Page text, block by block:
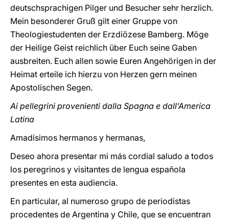
deutschsprachigen Pilger und Besucher sehr herzlich.
Mein besonderer Gruß gilt einer Gruppe von
Theologiestudenten der Erzdiözese Bamberg. Möge
der Heilige Geist reichlich über Euch seine Gaben
ausbreiten. Euch allen sowie Euren Angehörigen in der
Heimat erteile ich hierzu von Herzen gern meinen
Apostolischen Segen.
Ai pellegrini provenienti dalla Spagna e dall’America
Latina
Amadísimos hermanos y hermanas,
Deseo ahora presentar mi más cordial saludo a todos
los peregrinos y visitantes de lengua española
presentes en esta audiencia.
En particular, al numeroso grupo de periodistas
procedentes de Argentina y Chile, que se encuentran